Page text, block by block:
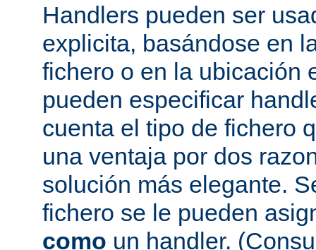
Handlers pueden ser
explicita, basándose en
fichero o en la ubicación
pueden especificar
cuenta el tipo de fichero
una ventaja por dos
solución más elegante.
fichero se le pueden
como un handler.